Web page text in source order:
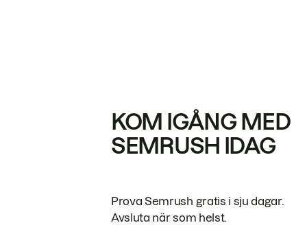
KOM IGÅNG MED
SEMRUSH IDAG
Prova Semrush gratis i sju dagar.
Avsluta när som helst.